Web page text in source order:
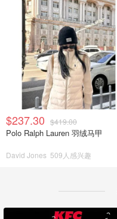
$237.30 $419.00
Polo Ralph Lauren 羽绒马甲
David Jones 509人感兴趣